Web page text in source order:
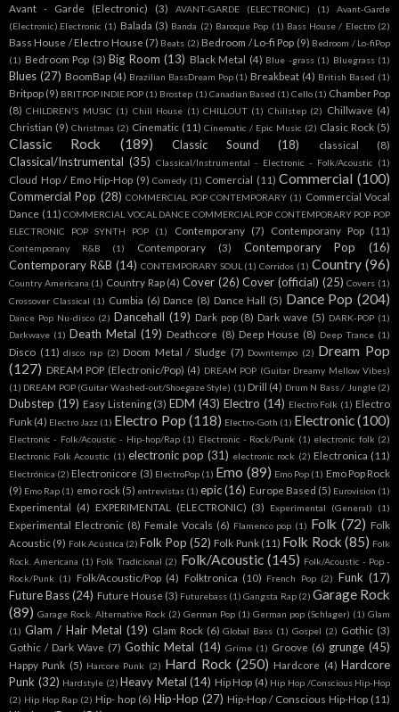
Avant - Garde (Electronic)
(3) AVANT-GARDE (ELECTRONIC) (1)
Avant-Garde
(Electronic).Electronic (1) Balada (3) Banda (2) Baroque Pop (1) Bass House / Electro (2)
Bass House / Electro House (7) Beats (2) Bedroom / Lo-fi Pop (9) Bedroom / Lo-fiPop
(1) Bedroom Pop (3) Big Room (13) Black Metal (4) Blue -grass (1) Bluegrass (1)
Blues (27) BoomBap (4) Brazilian BassDream Pop (1) Breakbeat (4) British Based (1)
Britpop (9) BRITPOP INDIE POP (1) Brostep (1) Canadian Based (1) Cello (1) Chamber Pop
(8) CHILDREN'S MUSIC (1) Chill House (1) CHILLOUT (1) Chillstep (2) Chillwave (4)
Christian (9) Christmas (2) Cinematic (11) Cinematic / Epic Music (2) Clasic Rock (5)
Classic Rock (189) Classic Sound (18) classical (8)
Classical/Instrumental (35) Classical/Instrumental - Electronic - Folk/Acoustic (1)
Cloud Hop / Emo Hip-Hop (9) Comedy (1) Comercial (11) Commercial (100)
Commercial Pop (28) COMMERCIAL POP CONTEMPORARY (1) Commercial Vocal
Dance (11) COMMERCIAL VOCAL DANCE COMMERCIAL POP CONTEMPORARY POP POP
ELECTRONIC POP SYNTH POP
(1) Contemporany (7) Contemporany Pop (11)
Contemporany R&B (1) Contemporary (3) Contemporary Pop
(16)
Contemporary R&B (14) CONTEMPORARY SOUL (1) Corridos (1) Country (96)
Country Americana (1) Country Rap (4) Cover (26) Cover (official) (25) Covers (1)
Crossover Classical (1) Cumbia (6) Dance (8) Dance Hall (5) Dance Pop (204)
Dance Pop Nu-disco (2) Dancehall (19) Dark pop (8) Dark wave (5) DARK-POP (1)
Darkwave (1) Death Metal (19) Deathcore (8) Deep House (8) Deep Trance (1)
Disco (11) disco rap (2) Doom Metal / Sludge (7) Downtempo (2) Dream Pop
(127) DREAM POP (Electronic/Pop) (4) DREAM POP (Guitar Dreamy Mellow Vibes)
(1) DREAM POP (Guitar Washed-out/Shoegaze Style) (1) Drill (4) Drum N Bass / Jungle (2)
Dubstep (19) Easy Listening (3) EDM (43) Electro (14) Electro Folk (1) Electro
Funk (4) Electro Jazz (1) Electro Pop (118) Electro-Goth (1) Electronic(100)
Electronic - Folk/Acoustic - Hip-hop/Rap (1) Electronic - Rock/Punk (1) electronic folk (2)
Electronic Folk Acoustic (1) electronic pop (31) electronic rock (2) Electronica (11)
Electrónica (2) Electronicore (3) ElectroPop (1) Emo (89) Emo Pop (1) Emo Pop Rock
(9) Emo Rap (1) emo rock (5) entrevistas (1) epic (16) Europe Based (5) Eurovision (1)
Experimental (4) EXPERIMENTAL (ELECTRONIC) (3) Experimental (General) (1)
Experimental Electronic (8) Female Vocals (6) Flamenco pop (1) Folk (72) Folk
Acoustic (9) Folk Acústica (2) Folk Pop (52) Folk Punk (11) Folk Rock (85) Folk
Rock. Americana (1) Folk Tradicional (2) Folk/Acoustic (145) Folk/Acoustic - Pop -
Rock/Punk (1) Folk/Acoustic/Pop (4) Folktronica (10) French Pop (2) Funk (17)
Future Bass (24) Future House (3) Futurebass (1) Gangsta Rap (2) Garage Rock
(89) Garage Rock. Alternative Rock (2) German Pop (1) German pop (Schlager) (1) Glam
(1) Glam / Hair Metal (19) Glam Rock (6) Global Bass (1) Gospel (2) Gothic (3)
Gothic / Dark Wave (7) Gothic Metal (14) Grime (1) Groove (6) grunge (45)
Happy Punk (5) Harcore Punk (2) Hard Rock (250) Hardcore (4) Hardcore
Punk (32) Hardstyle (2) Heavy Metal (14) Hip Hop (4) Hip Hop /Conscious Hip-Hop
(2) Hip Hop Rap (2) Hip- hop (6) Hip-Hop (27) Hip-Hop / Conscious Hip-Hop (11)